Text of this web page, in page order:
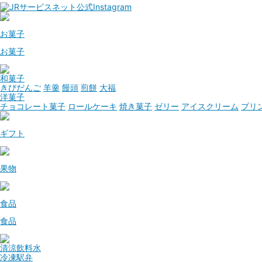
お菓子
お菓子
和菓子
きびだんご 羊羹 饅頭 煎餅 大福
洋菓子
チョコレート菓子 ロールケーキ 焼き菓子 ゼリー アイスクリーム プリ
ギフト
果物
食品
食品
清涼飲料水
冷凍駅弁